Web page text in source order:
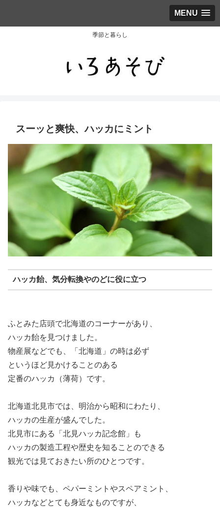
MENU
季節と暮らし
スーッと爽快、ハッカにミント
ハッカ飴、気分転換やのどに役に立つ
ふとみた店頭で北海道のコーナーがあり、
ハッカ飴を見つけました。
物産展などでも、「北海道」の時は必ず
というほど見かけることのある
定番のハッカ（薄荷）です。
北海道北見市では、明治から昭和にわたり、
ハッカの生産が盛んでした。
北見市にある「北見ハッカ記念館」も
ハッカの製造工程や歴史を知ることのできる
観光では見ておきたい所のひとつです。
香りや味でも、ペパーミントやスペアミント、
ハッカなどとても身近なものですが、